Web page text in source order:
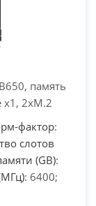
память
x1, 2xM.2
фактор:
слотов
(GB):
: 6400;